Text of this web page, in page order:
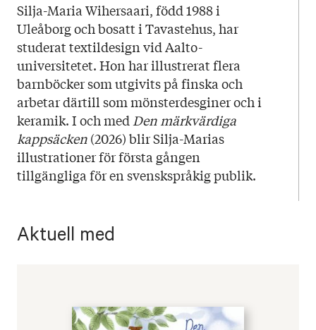
Silja-Maria Wihersaari, född 1988 i
Uleåborg och bosatt i Tavastehus, har
studerat textildesign vid Aalto-
universitetet. Hon har illustrerat flera
barnböcker som utgivits på finska och
arbetar därtill som mönsterdesginer och i
keramik. I och medDen märkvärdiga
kappsäcken(2026) blir Silja-Marias
illustrationer för första gången
tillgängliga för en svenskspråkig publik.
Aktuell med